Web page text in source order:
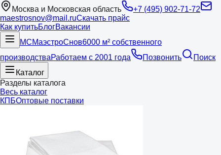
Москва и Московская область
+7 (495) 902-71-72
maestrosnov@mail.ruСкачать прайс
Как купитьБлогВакансии
МСМаэстроСнов6000 м² собственного
производстваРаботаем с 2001 года Позвонить
Поиск
Каталог
Разделы каталога
Весь каталог
КПБОптовые поставки